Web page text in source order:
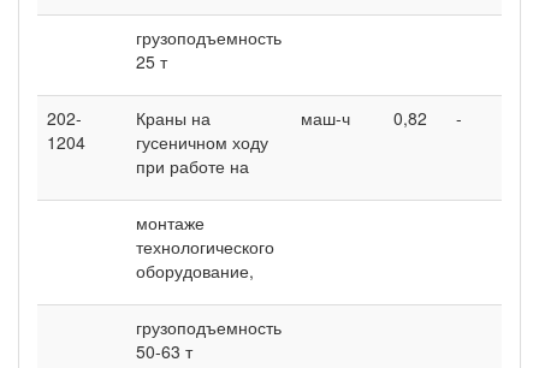
грузоподъемность
25 т
202-
1204
Краны на
гусеничном ходу
при работе на
маш-ч 0,82 -
монтаже
технологического
оборудование,
грузоподъемность
50-63 т